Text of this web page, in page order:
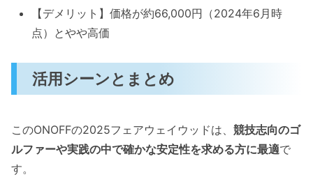
【デメリット】価格が約66,000円（2024年6月時
点）とやや高価
活用シーンとまとめ
このONOFFの2025フェアウェイウッドは、 競技志向のゴ
ルファーや実践の中で確かな安定性を求める方に最適で
す。